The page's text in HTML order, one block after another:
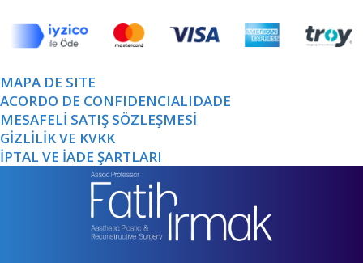
MAPA DE SITE
ACORDO DE CONFIDENCIALIDADE
MESAFELİ SATIŞ SÖZLEŞMESİ
GİZLİLİK VE KVKK
İPTAL VE İADE ŞARTLARI